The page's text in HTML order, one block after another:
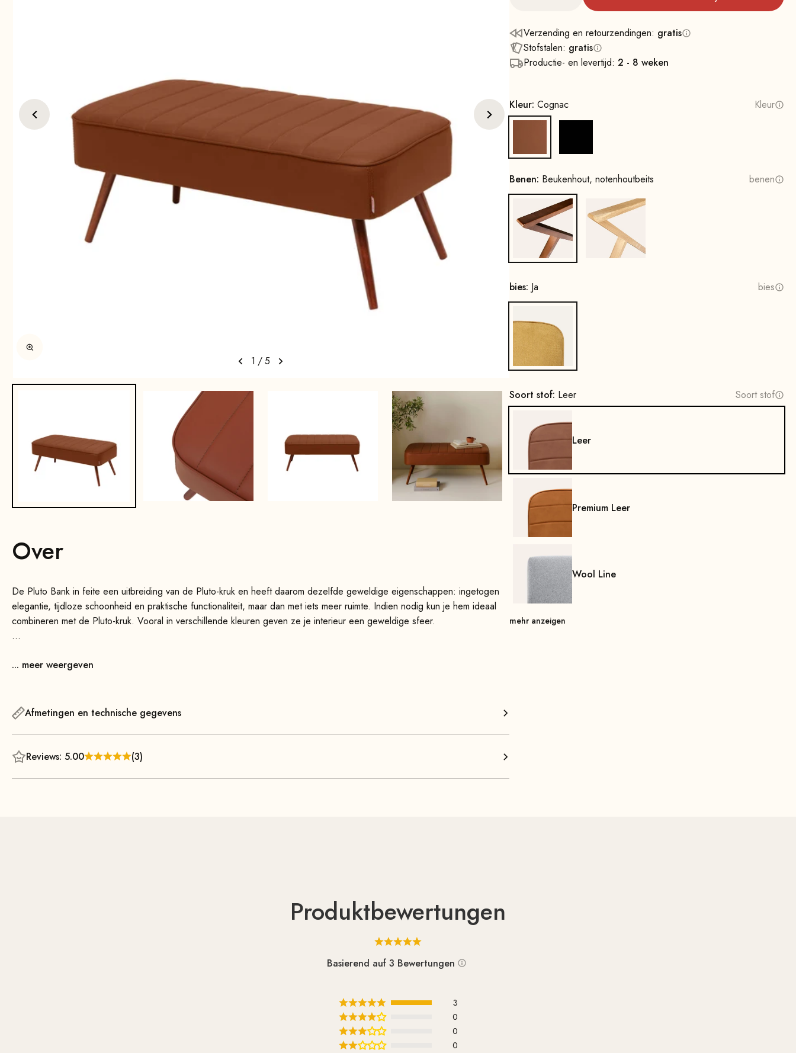
1 /5
Over
De Pluto Bank in feite een uitbreiding van de Pluto-kruk en heeft daarom dezelfde geweldige eigenschappen: ingetogen
elegantie, tijdloze schoonheid en praktische functionaliteit, maar dan met iets meer ruimte. Indien nodig kun je hem ideaal
combineren met de Pluto-kruk. Vooral in verschillende kleuren geven ze je interieur een geweldige sfeer.
kantoor of hal is – deze veelzijdige bank past altijd perfect. Je kunt hem gebruiken als extra zitplaats bij gezellige
De stevige constructie en de zachte bekleding zorgen voor een hoog zitcomfort en uitzonderlijke stabiliteit. De prachtige
weinig ruimte in beslag. De Pluto Bank volledig gemonteerd geleverd en is dus direct klaar voor gebruik.
... meer weergeven
Afmetingen en technische gegevens
Reviews: 5.00 (3)
Verzending en retourzendingen: gratis
Stofstalen: gratis
Productie- en levertijd: 2 - 8 weken
Kleur: Cognac Kleur
Benen: Beukenhout, notenhoutbeits benen
Beukenhout, notenhoutbeitsEikenhout, naturel
bies: Ja bies
Soort stof: Leer Soort stof
Leer
Premium Leer
Wool Line
mehr anzeigen
Produktbewertungen
Basierend auf 3 Bewertungen
3
0
0
0